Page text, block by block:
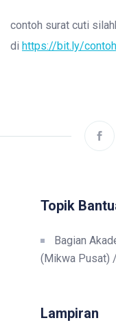
contoh surat cuti
di https://bit.ly/
Topik
Bagian
(Mikwa Pusat)
Lampiran